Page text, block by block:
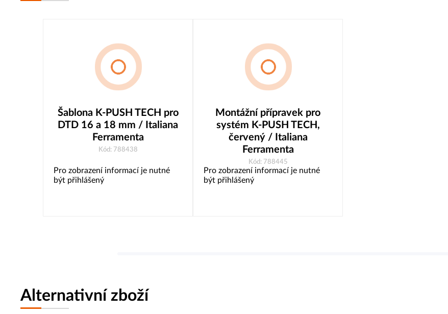
Šablona K-PUSH TECH pro
DTD 16 a 18 mm / Italiana
Ferramenta
Kód: 788438
Pro zobrazení informací je nutné
být přihlášený
Montážní přípravek pro
systém K-PUSH TECH,
červený / Italiana
Ferramenta
Kód: 788445
Pro zobrazení informací je nutné
být přihlášený
Alternativní zboží